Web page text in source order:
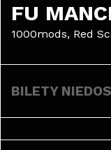
FU
1000mods, Red
BILETY